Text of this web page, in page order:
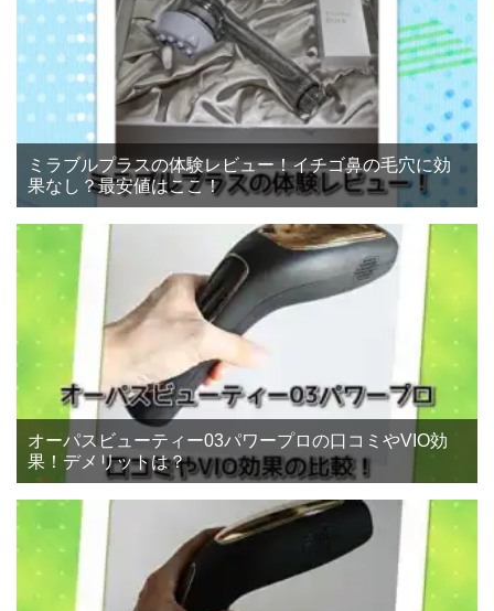
ミラブルプラスの体験レビュー！イチゴ鼻の毛穴に効
果なし？最安値はここ！
オーパスビューティー03パワープロの口コミやVIO効
果！デメリットは？